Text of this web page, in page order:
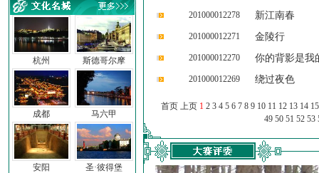
杭州
成都
安阳
斯德哥尔摩
马六甲
圣·彼得堡
201000012278 新江南春
201000012271 金陵行
201000012270 你的背影是我
201000012269 绕过夜色
首页 上页 1 2 3 4 5 6 7 8 9 10 11 12 13 14 15
49 50 51 52 53